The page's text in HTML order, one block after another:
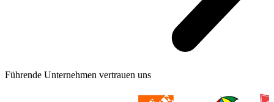
Führende Unternehmen vertrauen uns